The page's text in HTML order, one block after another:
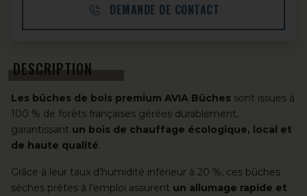
DESCRIPTION
Les bûches de bois premium AVIA Bûches sont issues à
100 % de forêts françaises gérées durablement,
garantissant un bois de chauffage écologique, local et
de haute qualité.
Grâce à leur taux d’humidité inférieur à 20 %, ces bûches
sèches prêtes à l’emploi assurent un allumage rapide et
DEMANDE DE CONTACT